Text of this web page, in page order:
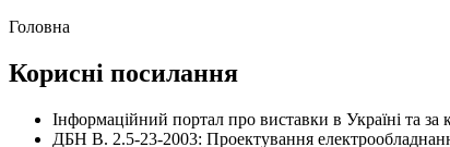
Головна
Корисні посилання
Інформаційний портал про виставки в Україні та за
ДБН В. 2.5-23-2003: Проектування